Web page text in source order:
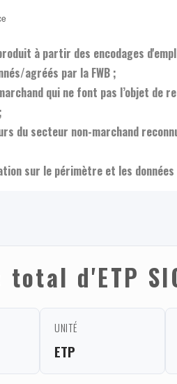
à partir des encodages
agréés par la FWB ;
qui ne font pas l’objet de
du secteur non-marchand
sur le périmètre et les
total d'ETP
UNITÉ
ETP